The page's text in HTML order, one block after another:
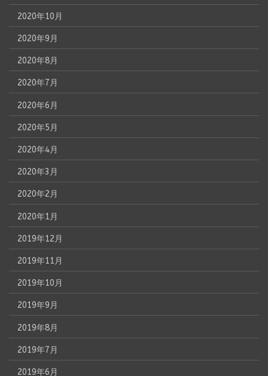
2020年10月
2020年9月
2020年8月
2020年7月
2020年6月
2020年5月
2020年4月
2020年3月
2020年2月
2020年1月
2019年12月
2019年11月
2019年10月
2019年9月
2019年8月
2019年7月
2019年6月